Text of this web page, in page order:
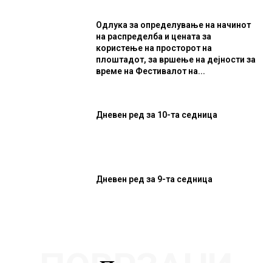
Одлука за определување на начинот
на распределба и цената за
користење на просторот на
плоштадот, за вршење на дејности за
време на Фестивалот на...
Дневен ред за 10-та седница
Дневен ред за 9-та седница